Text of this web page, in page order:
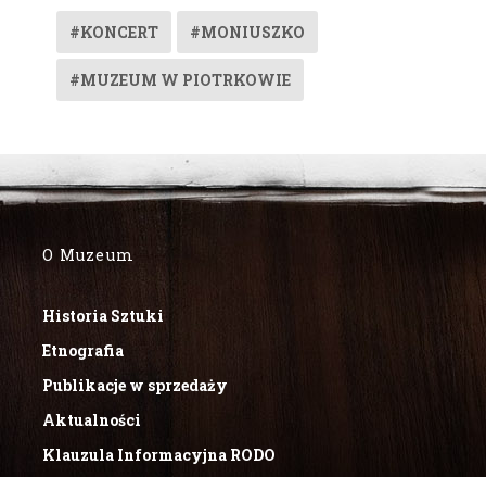
#KONCERT #MONIUSZKO
#MUZEUM W PIOTRKOWIE
O Muzeum
Historia Sztuki
Etnografia
Publikacje w sprzedaży
Aktualności
Klauzula Informacyjna RODO